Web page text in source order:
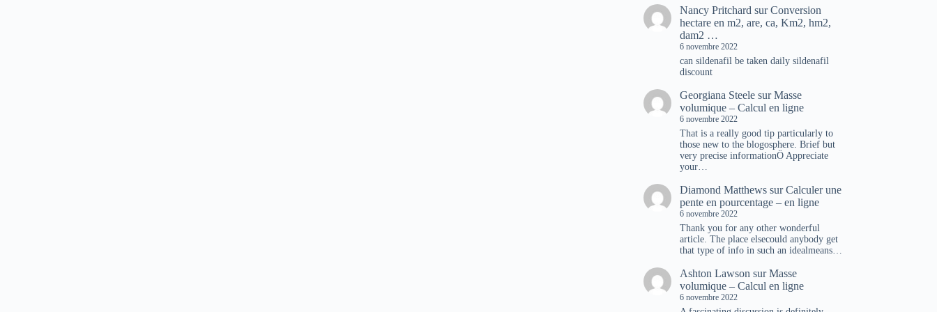
Nancy Pritchard surConversion
hectare en m2, are, ca, Km2, hm2,
dam2 …
6 novembre 2022
can sildenafil be taken daily sildenafil
discount
Georgiana Steele surMasse
volumique – Calcul en ligne
6 novembre 2022
That is a really good tip particularly to
those new to the blogosphere. Brief but
very precise informationÖ Appreciate
your…
Diamond Matthews surCalculer une
pente en pourcentage – en ligne
6 novembre 2022
Thank you for any other wonderful
article. The place elsecould anybody get
that type of info in such an idealmeans…
Ashton Lawson surMasse
volumique – Calcul en ligne
6 novembre 2022